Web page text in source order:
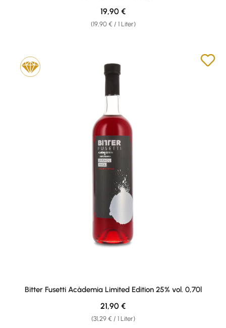
(19,90 € / 1 Liter)
Regulärer Preis:
19,90 €
Bitter Fusetti Acàdemia Limited Edition 25% vol. 0,70l
(31,29 € / 1 Liter)
Regulärer Preis:
21,90 €